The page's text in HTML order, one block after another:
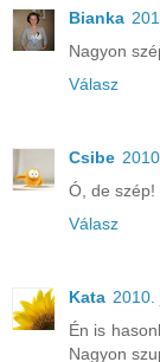
Bianka
Nagyon
Válasz
Csibe
Ó, de szép!
Válasz
Kata 2010.
Én is
Nagyon